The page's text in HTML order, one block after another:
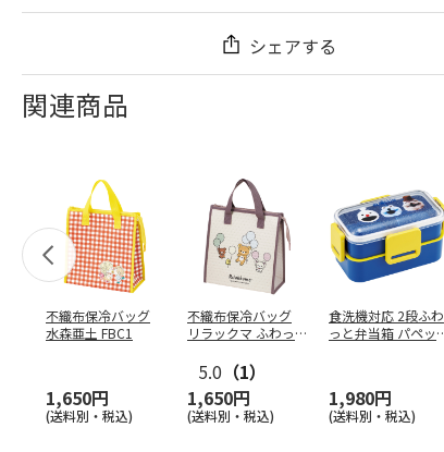
シェアする
関連商品
不織布保冷バッグ
水森亜土 FBC1
1,650円
(送料別・税込)
不織布保冷バッグ
リラックマ ふわっ
5.0 （1）
1,650円
(送料別・税込)
食洗機対応 2段ふわ
っと弁当箱 パペッ
1,980円
(送料別・税込)